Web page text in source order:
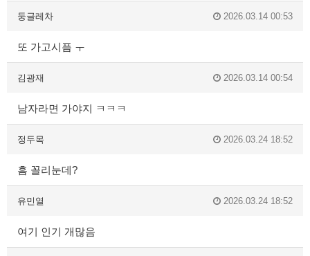
둥글레차 2026.03.14 00:53
또 가고시픔 ㅜ
김광재 2026.03.14 00:54
남자라면 가야지 ㅋㅋㅋ
정두목 2026.03.24 18:52
흠 꼴리눈데?
유민열 2026.03.24 18:52
여기 인기 개많음